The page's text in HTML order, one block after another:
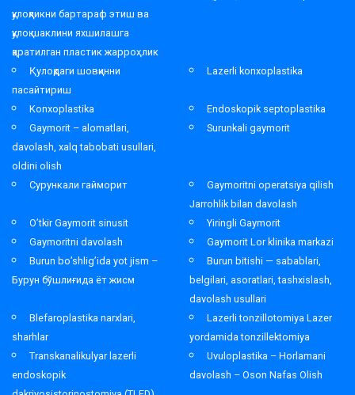
қулоқликни бартараф этиш ва
қулоқ шаклини яхшилашга
қаратилган пластик жарроҳлик
Қулоқдаги шовқинни
пасайтириш
Lazerli konxoplastika
Konxoplastika
Endoskopik septoplastika
Gaymorit – alomatlari,
davolash, xalq tabobati usullari,
oldini olish
Surunkali gaymorit
Сурункали гайморит
Gaymoritni operatsiya qilish
Jarrohlik bilan davolash
O’tkir Gaymorit sinusit
Yiringli Gaymorit
Gaymoritni davolash
Gaymorit Lor klinika markazi
Burun bo’shlig’ida yot jism –
Бурун бўшлиғида ёт жисм
Burun bitishi — sabablari,
belgilari, asoratlari, tashxislash,
davolash usullari
Blefaroplastika narxlari,
sharhlar
Lazerli tonzillotomiya Lazer
yordamida tonzillektomiya
Transkanalikulyar lazerli
endoskopik
Uvuloplastika – Horlamani
davolash – Oson Nafas Olish